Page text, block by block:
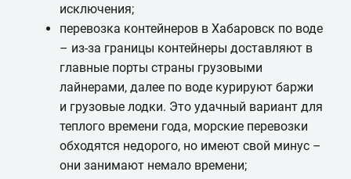
исключения;
перевозка контейнеров в Хабаровск по воде
– из-за границы контейнеры доставляют в
главные порты страны грузовыми
лайнерами, далее по воде курируют баржи
и грузовые лодки. Это удачный вариант для
теплого времени года, морские перевозки
обходятся недорого, но имеют свой минус –
они занимают немало времени;